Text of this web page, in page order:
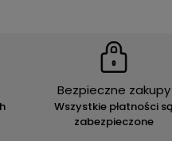
Bezpieczne zakupy
Wszystkie płatności
zabezpieczone